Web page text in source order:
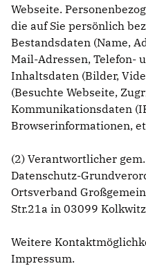
Webseite.
die auf Sie persönlich
Bestandsdaten (Name,
Mail-Adressen, Telefon-
Inhaltsdaten (Bilder,
(Besuchte Webseite,
Kommunikationsdaten
Browserinformationen,
(2) Verantwortlicher
Datenschutz-
Ortsverband
Str.21a in 03099
Weitere
Impressum.